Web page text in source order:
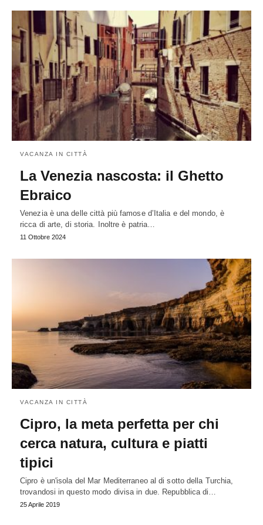
VACANZA IN CITTÀ
La Venezia nascosta: il Ghetto
Ebraico
Venezia è una delle città più famose d’Italia e del mondo, è
ricca di arte, di storia. Inoltre è patria…
11 Ottobre 2024
VACANZA IN CITTÀ
Cipro, la meta perfetta per chi
cerca natura, cultura e piatti
tipici
Cipro è un'isola del Mar Mediterraneo al di sotto della Turchia,
trovandosi in questo modo divisa in due. Repubblica di…
25 Aprile 2019